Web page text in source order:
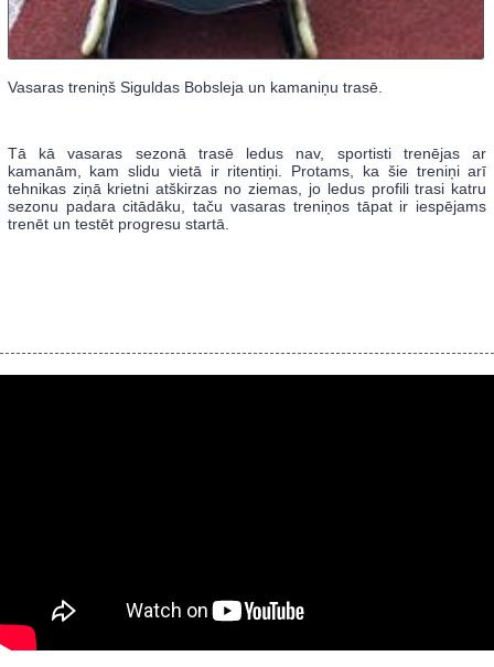
Vasaras treniņš Siguldas Bobsleja un kamaniņu trasē.
Tā kā vasaras sezonā trasē ledus nav, sportisti trenējas ar
kamanām, kam slidu vietā ir ritentiņi. Protams, ka šie treniņi arī
tehnikas ziņā krietni atškirzas no ziemas, jo ledus profili trasi katru
sezonu padara citādāku, taču vasaras treniņos tāpat ir iespējams
trenēt un testēt progresu startā.